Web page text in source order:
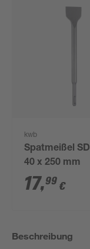
kwb
Spatmeißel
40 x 250 mm
17,99 €
Beschreibung